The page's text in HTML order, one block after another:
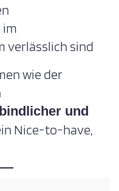
im
verlässlich sind
wie der
und
Nice-to-have,